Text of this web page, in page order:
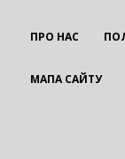
ПРО НАС
МАПА САЙТУ